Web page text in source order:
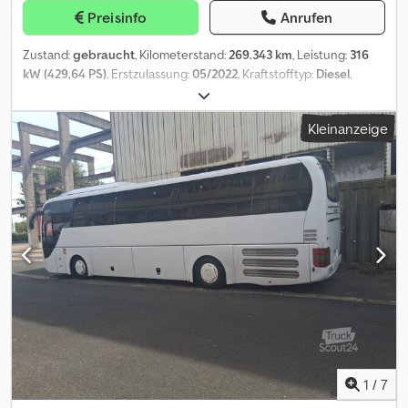
Rückfahrkamera, Sonnenblende, WC,
Geschwindigkeitsbegrenzer, TV, Mikrofon Reiseleiter,
Notbremsassistent, Doppelverglasung, Digitaler Radioempfang
DAB+, Autobahnassistent, Automatikgetriebe ZF 6 AP 2320
EcoLife 2 mit integriertem Retarder Spannungswandler 24V/230V
2700W + USB an allen Sitzen Inklusive Smarttacho 4.1, Dies ist ein
unverbindliches Angebot. Zwischenverkauf, Irrtümer und
Änderungen vorbehalten.This is a non-binding offer. Subject to
prior sale, errors and changes. Codezfbfcjpfx Ah Dsrf
Preisinfo Anrufen
Zustand:gebraucht, Kilometerstand: 269.343 km, Leistung: 316
kW (429,64 PS) , Erstzulassung:05/2022 , Kraftstofftyp: Diesel
, Getriebetyp:
Konfiguration:4x2, Gesamtgewicht:19.700 kg, Leergewicht:
13.728 kg
, maximales Ladegewicht: 5.972 kg
, nächste Prüfung
(TÜV):05/2026, Kraftstoffverbrauch (innerorts):1.210 l/100km
Emissionsklasse:Euro6 , Farbe:Weiß, Federung:Luft, Radstand:
6.060 mm, Baujahr:2022, Gesamtlänge:
, Hubhöhe:
3.900 mm, Ausstattung:
ABS, Klimaanlage, Navigationssystem,
Standheizung, Tempomat, Toilette, Traktionskontrolle ,
Checked.Certified.Trusted, Leergewicht: 13728kg, zulässiges
Gesamtgewicht: 19700kg, Stoff, Reifengröße: 295/80 R22.5, 1.
Achse: , 2. Achse: , Innenfarbe anthrazit, Luftfederung,
Klimatisierung Fahrgastraum, Abstandstempomat, Klimatisierung
Fahrerplatz, Gepäcknetze, Diebstahlwarnanlage, Lederlenkrad,
Elektr. Stabilitätsprogramm ESP, Nebelscheinwerfer,
Niveauregulierung, Radio-Navigationssystem, Multi-Funktions-
Display, Radio/CD mit MP3, Universelle Audio-Schnittstelle AUX
USB iPod, Soundsystem, Regensensor, Servolenkung,
Kleinanzeige
1 / 7